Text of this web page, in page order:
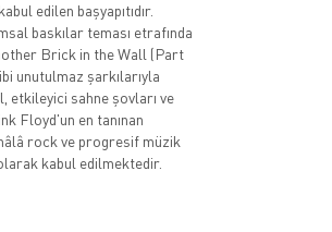
edilen başyapıtıdır.
baskılar teması etrafında
Brick in the Wall (Part
unutulmaz şarkılarıyla
etkileyici sahne şovları ve
Floyd'un en tanınan
rock ve progresif müzik
kabul edilmektedir.